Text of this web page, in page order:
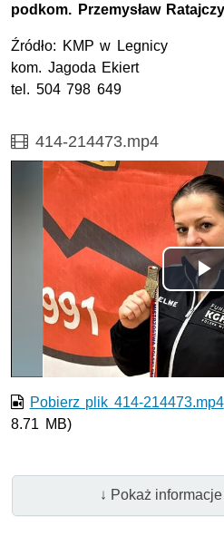
podkom. Przemysław
Źródło: KMPw Legnicy
kom. Jagoda Ekiert
tel. 504 798 649
Film
414-214473.mp4
Opis filmu: Film
Pobierz plik 414-214473.mp4
8.71 MB)
↓ Pokaż